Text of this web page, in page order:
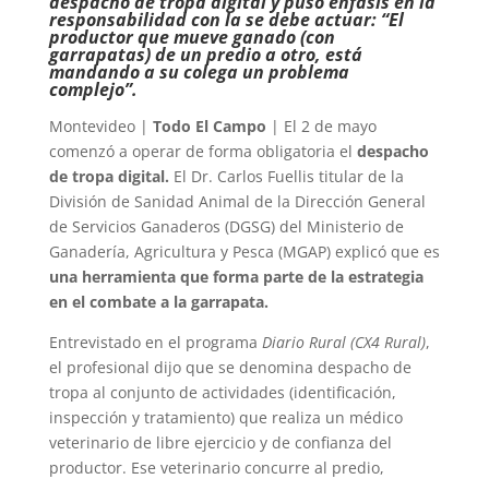
responsabilidad con la se debe actuar: “El
productor que mueve ganado (con
garrapatas) de un predio a otro, está
mandando a su colega un problema
complejo”.
Montevideo | Todo El Campo | El 2 de mayo
comenzó a operar de forma obligatoria el despacho
de tropa digital. El Dr. Carlos Fuellis titular de la
División de Sanidad Animal de la Dirección General
de Servicios Ganaderos (DGSG) del Ministerio de
Ganadería, Agricultura y Pesca (MGAP) explicó que es
una herramienta que forma parte de la estrategia
en el combate a la garrapata.
Entrevistado en el programa Diario Rural (CX4 Rural),
el profesional dijo que se denomina despacho de
tropa al conjunto de actividades (identificación,
inspección y tratamiento) que realiza un médico
veterinario de libre ejercicio y de confianza del
productor. Ese veterinario concurre al predio,